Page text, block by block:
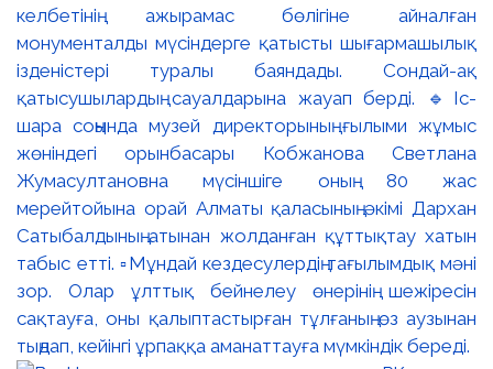
келбетінің ажырамас бөлігіне айналған
монументалды мүсіндерге қатысты шығармашылық
ізденістері туралы баяндады. Сондай-ақ
қатысушылардың сауалдарына жауап берді. 🔹Іс-
шара соңында музей директорының ғылыми жұмыс
жөніндегі орынбасары Кобжанова Светлана
Жумасултановна мүсіншіге оның 80 жас
мерейтойына орай Алматы қаласының әкімі Дархан
Сатыбалдының атынан жолданған құттықтау хатын
табыс етті. ▫️Мұндай кездесулердің тағылымдық мәні
зор. Олар ұлттық бейнелеу өнерінің шежіресін
сақтауға, оны қалыптастырған тұлғаның өз аузынан
тыңдап, кейінгі ұрпаққа аманаттауға мүмкіндік береді.